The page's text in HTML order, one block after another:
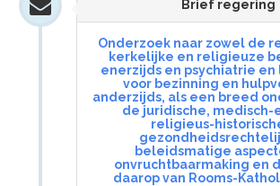
Brief regering
Onderzoek naar zowel de
kerkelijke en religieuze
enerzijds en psychiatrie
voor bezinning en
anderzijds, als een breed
de juridische, medisch-
religieus-
beleidsmatige
onvruchtbaarmaking en
daarop van Rooms-